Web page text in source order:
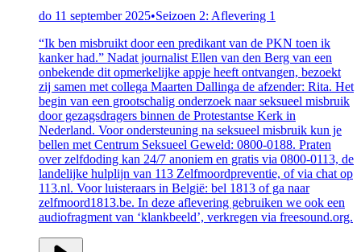
do 11 september 2025•Seizoen 2: Aflevering 1
“Ik ben misbruikt door een predikant van de PKN toen ik
kanker had.” Nadat journalist Ellen van den Berg van een
onbekende dit opmerkelijke appje heeft ontvangen, bezoekt
zij samen met collega Maarten Dallinga de afzender: Rita. Het
begin van een grootschalig onderzoek naar seksueel misbruik
door gezagsdragers binnen de Protestantse Kerk in
Nederland. Voor ondersteuning na seksueel misbruik kun je
bellen met Centrum Seksueel Geweld: 0800-0188. Praten
over zelfdoding kan 24/7 anoniem en gratis via 0800-0113, de
landelijke hulplijn van 113 Zelfmoordpreventie, of via chat op
113.nl. Voor luisteraars in België: bel 1813 of ga naar
zelfmoord1813.be. In deze aflevering gebruiken we ook een
audiofragment van ‘klankbeeld’, verkregen via freesound.org.